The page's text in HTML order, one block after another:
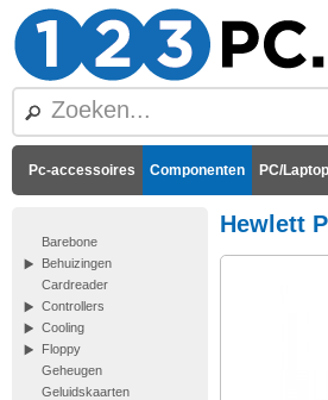
Pc-accessoires Componenten PC/
Barebone
Behuizingen
Cardreader
Controllers
Cooling
Floppy
Geheugen
Geluidskaarten
Hewlett